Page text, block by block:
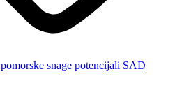
pomorske snage potencijali SAD